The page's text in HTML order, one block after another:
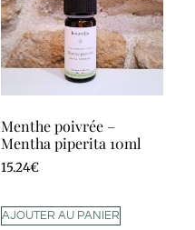
Menthe poivrée –
Mentha piperita 10ml
15.24€
AJOUTER AU PANIER